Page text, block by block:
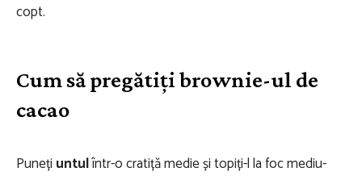
copt.
Cum să pregătiți brownie-ul de
cacao
Puneți untulîntr-o cratiță medie și topiți-l la foc mediu-